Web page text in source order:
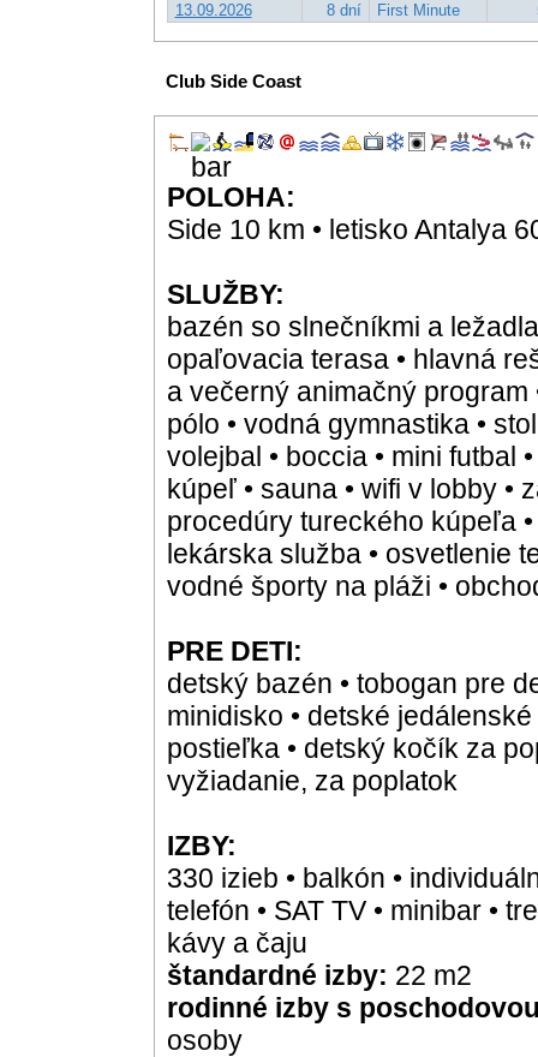
13.09.2026
8 dní First Minute
Club Side Coast
POLOHA:
Side 10 km • letisko Antalya
SLUŽBY:
bazén so slnečníkmi a
opaľovacia terasa • hlavná
a večerný animačný program
pólo • vodná gymnastika •
volejbal • boccia • mini futbal
kúpeľ • sauna • wifi v lobby •
procedúry tureckého kúpeľa
lekárska služba • osvetlenie
vodné športy na pláži •
PRE DETI:
detský bazén • tobogan pre
minidisko • detské
postieľka • detský kočík za
vyžiadanie, za poplatok
IZBY:
330 izieb • balkón •
telefón • SAT TV • minibar •
kávy a čaju
štandardné izby: 22 m2
rodinné izby s
osoby